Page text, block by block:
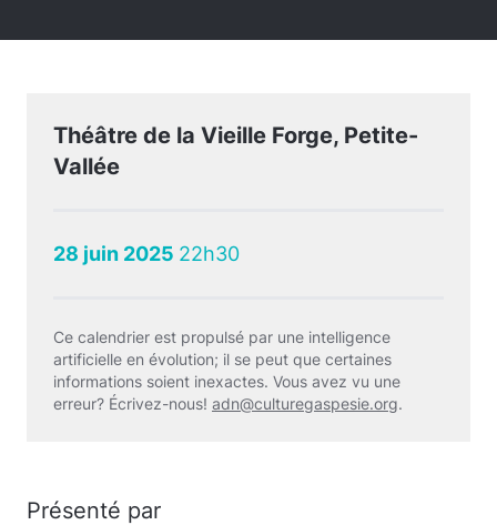
Théâtre de la Vieille Forge, Petite-
Vallée
28 juin 2025 22h30
Ce calendrier est propulsé par une intelligence
artificielle en évolution; il se peut que certaines
informations soient inexactes. Vous avez vu une
erreur? Écrivez-nous! adn@culturegaspesie.org.
Présenté par